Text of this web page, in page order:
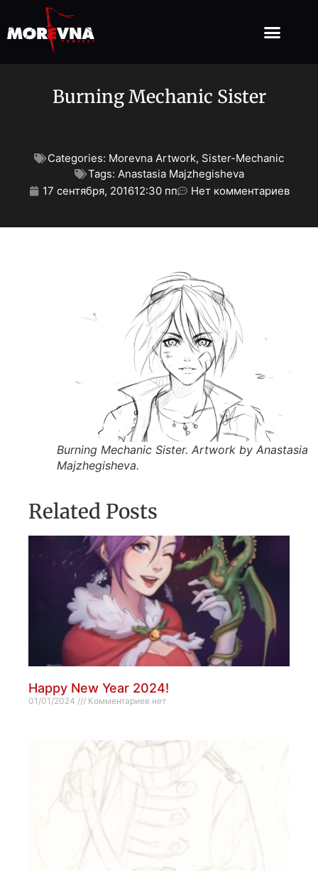
Burning Mechanic Sister
Categories: Morevna Artwork, Sister-Mechanic
Tags: Anastasia Majzhegisheva
17 сентября, 201612:30 пп Нет комментариев
Burning Mechanic Sister. Artwork by Anastasia
Majzhegisheva.
Related Posts
Happy New Year 2024!
01/01/2024 Комментариев нет